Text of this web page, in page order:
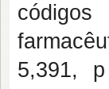
5,391,